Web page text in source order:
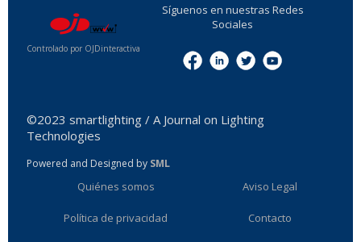
Controlado por OJDinteractiva
Síguenos en nuestras Redes
Sociales
©2023 smartlighting / A Journal on Lighting
Technologies
Powered and Designed by SML
Quiénes somos Aviso Legal
Política de privacidad Contacto